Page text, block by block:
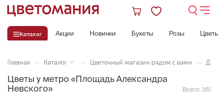
Каталог Акции Новинки Букеты Розы
Главная — Каталог — Цветочный магазин рядом с вами —
Цветы у метро «Площадь Александра
Невского»
Всего: 361